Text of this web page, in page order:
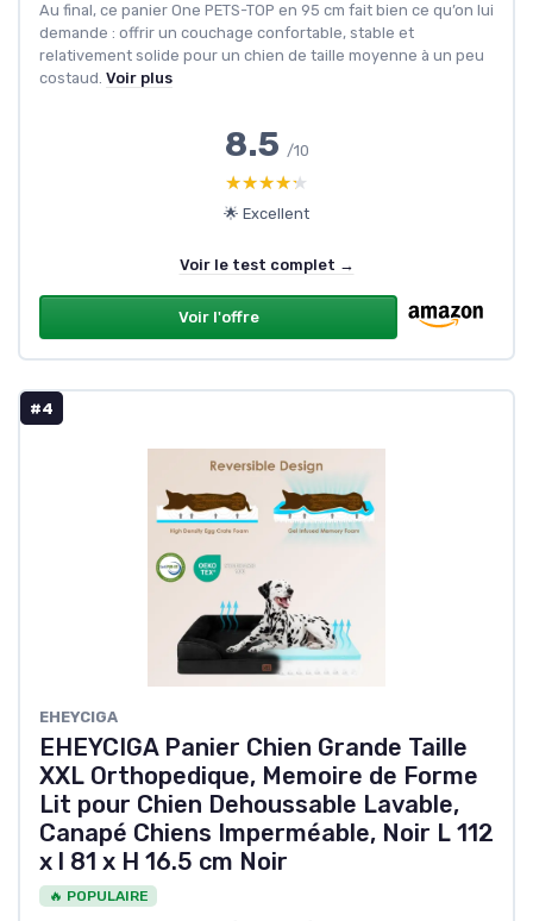
Au final, ce panier One PETS-TOP en 95 cm fait bien ce qu’on lui
demande : offrir un couchage confortable, stable et
relativement solide pour un chien de taille moyenne à un peu
costaud. Voir plus
8.5 /10
★★★★★
★★★★★
🌟 Excellent
Voir le test complet →
Voir l'offre
#4
EHEYCIGA
EHEYCIGA Panier Chien Grande Taille
XXL Orthopedique, Memoire de Forme
Lit pour Chien Dehoussable Lavable,
Canapé Chiens Imperméable, Noir L 112
x l 81 x H 16.5 cm Noir
🔥 POPULAIRE